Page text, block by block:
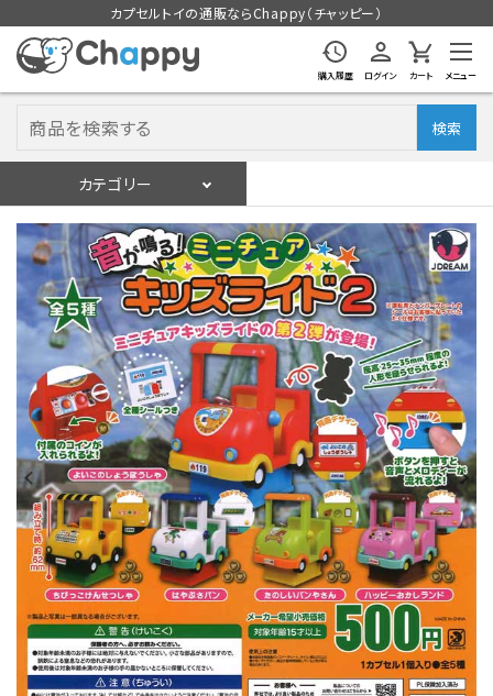
カプセルトイの通販ならChappy（チャッピー）
購入履歴 ログイン カート メニュー
検索
カテゴリー
ログイン 会員登録
入荷スケジュールをチェック
カプセルトイマシン本体
カプセルトイ
販促用空カプセル
レンタル
景品・玩具・文具
販促用カプセルトイ